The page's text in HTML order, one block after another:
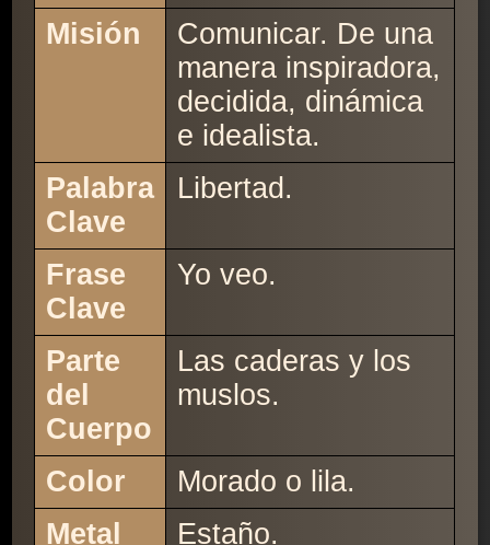
Misión
Comunicar. De una
manera inspiradora,
decidida, dinámica
e idealista.
Palabra
Clave
Libertad.
Frase
Clave
Yo veo.
Parte
del
Cuerpo
Las caderas y los
muslos.
Color
Morado o lila.
Metal
Estaño.